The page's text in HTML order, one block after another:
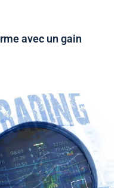
avec un gain